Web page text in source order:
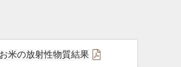
お米の放射性物質結果